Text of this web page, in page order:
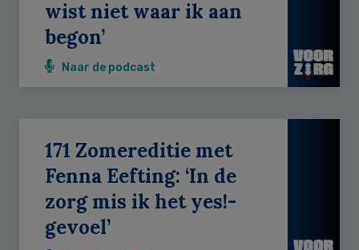
wist niet waar ik aan
begon’
Naar de podcast
171 Zomereditie met
Fenna Eefting: ‘In de
zorg mis ik het yes!-
gevoel’